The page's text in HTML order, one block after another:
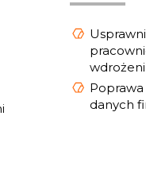
danych